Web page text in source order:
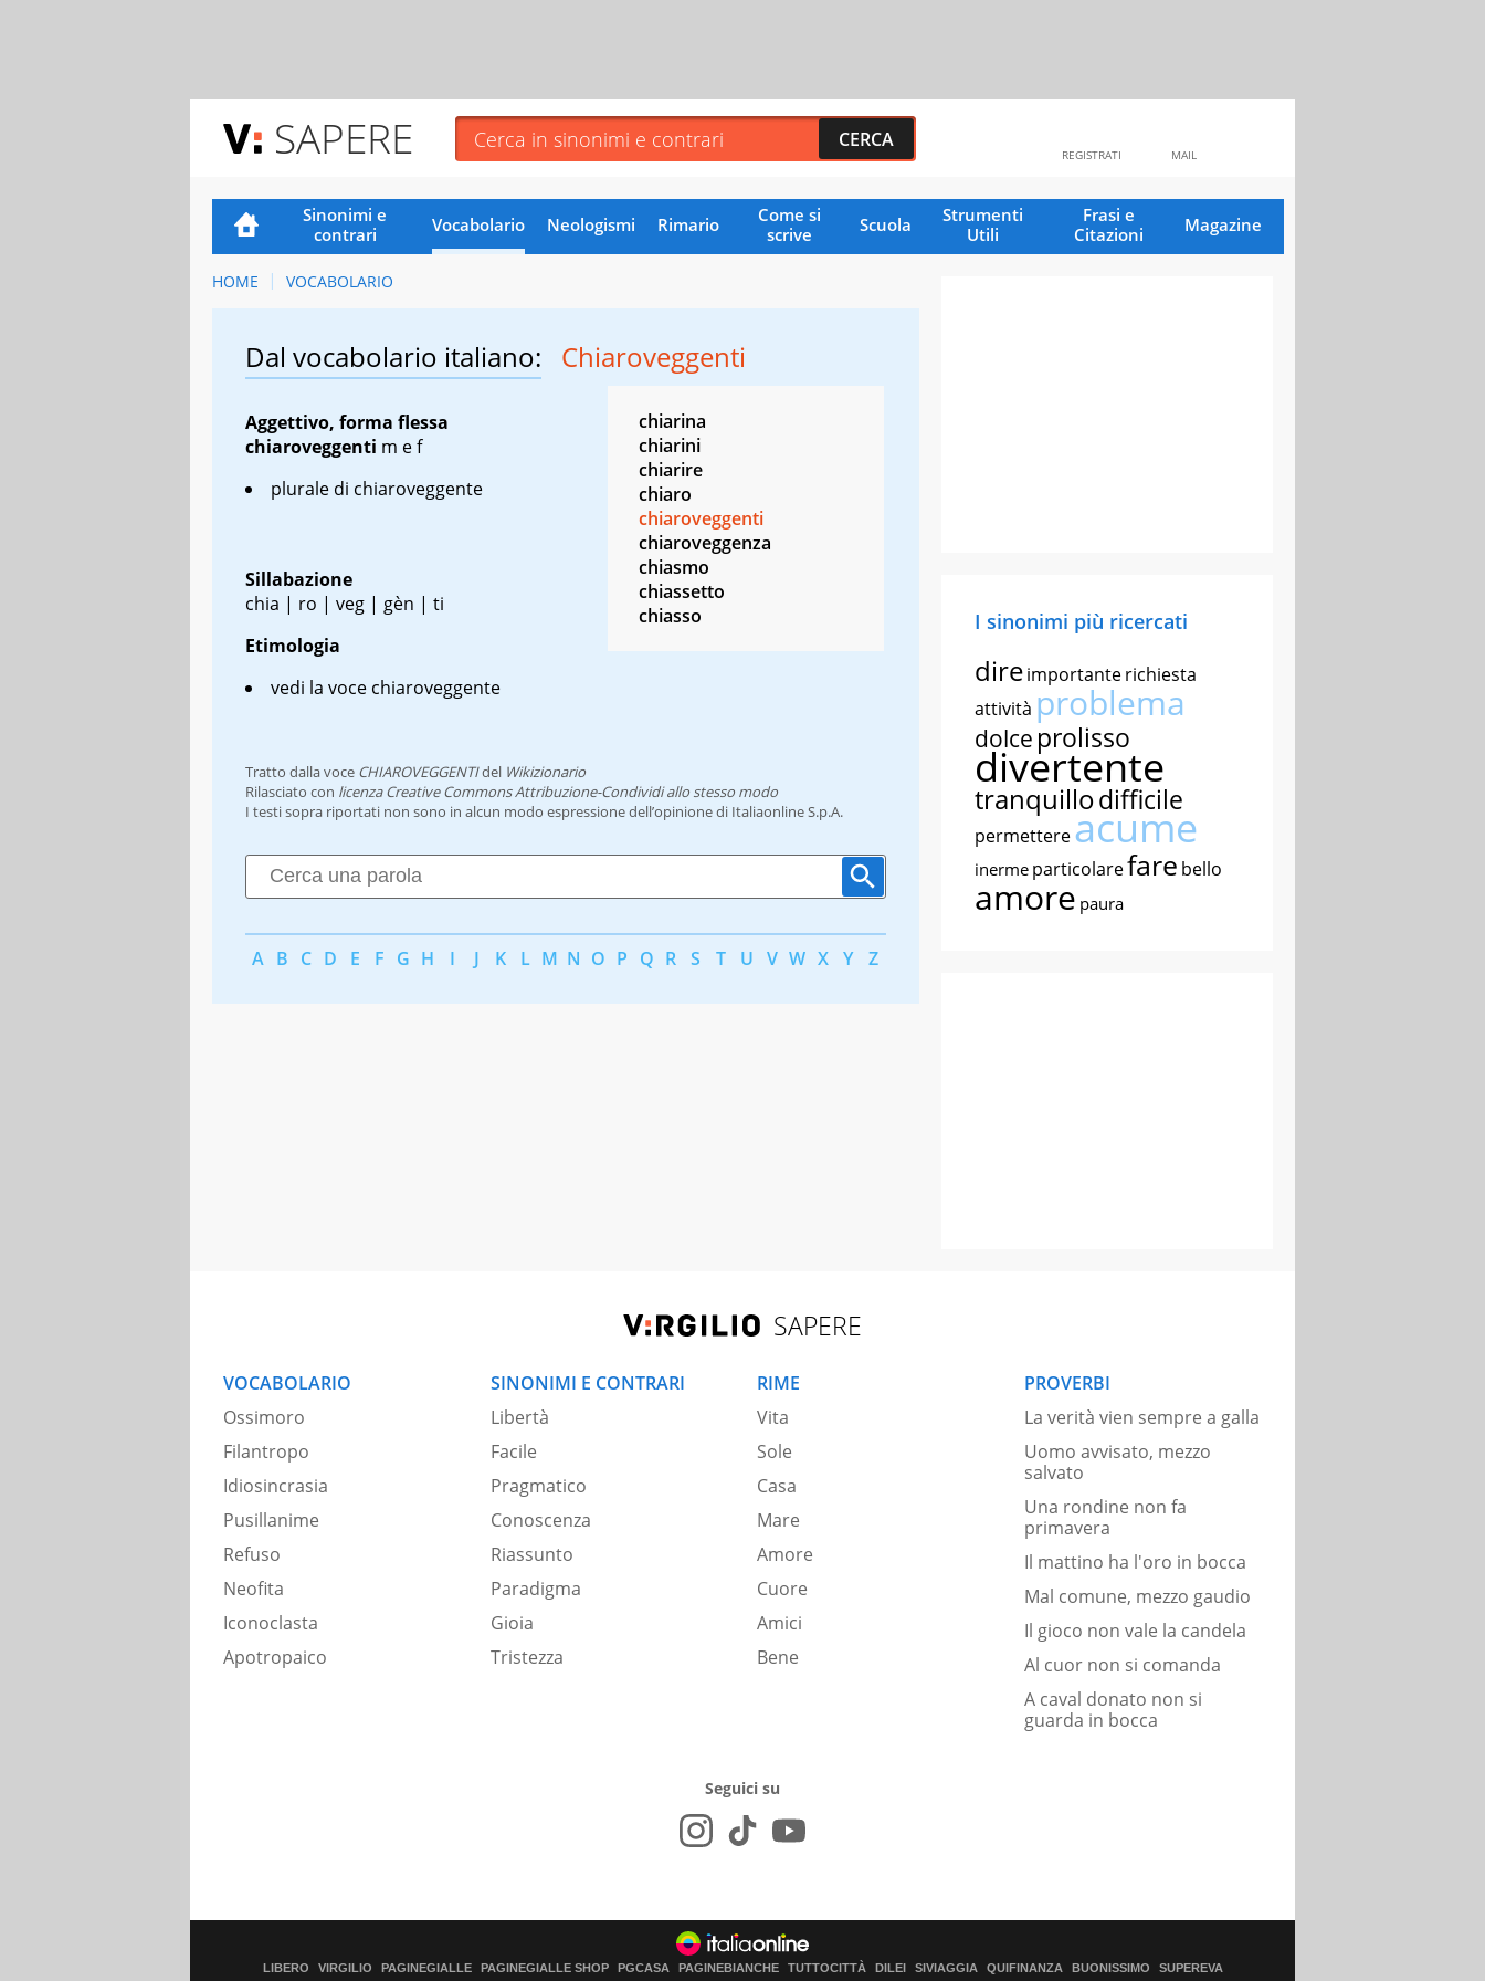
SAPERE MAIL
REGISTRATI
Sinonimi e
contrari
Vocabolario Neologismi Rimario
Come si
scrive
Scuola
Strumenti
Utili
Frasi e
Citazioni
Magazine
HOME VOCABOLARIO
Dal vocabolario italiano: Chiaroveggenti
Aggettivo, forma flessa
chiaroveggenti m ef
plurale di chiaroveggente
Sillabazione
chia | ro | veg | gèn | ti
Etimologia
vedi la voce chiaroveggente
chiarina
chiarini
chiarire
chiaro
chiaroveggenti
chiaroveggenza
chiasmo
chiassetto
chiasso
Tratto dalla voce CHIAROVEGGENTIdel Wikizionario
Rilasciato con licenza Creative Commons Attribuzione-Condividi allo stesso modo
I testi sopra riportati non sono in alcun modo espressione dell’opinione di Italiaonline S.p.A.
A B C D E F G H I J K L M N O P Q R S T U V W X Y Z
I sinonimi più ricercati
direimportanterichiesta
attività problema
dolce prolisso
divertente
tranquillodifficile
permettereacume
inerme particolarefare bello
amore paura
SAPERE
VOCABOLARIO
Ossimoro
Filantropo
Idiosincrasia
Pusillanime
Refuso
Neofita
Iconoclasta
Apotropaico
SINONIMI E CONTRARI
Libertà
Facile
Pragmatico
Conoscenza
Riassunto
Paradigma
Gioia
Tristezza
RIME
Vita
Sole
Casa
Mare
Amore
Cuore
Amici
Bene
PROVERBI
La verità vien sempre a galla
Uomo avvisato, mezzo
salvato
Una rondine non fa
primavera
Il mattino ha l'oro in bocca
Mal comune, mezzo gaudio
Il gioco non vale la candela
Al cuor non si comanda
A caval donato non si
guarda in bocca
Seguici su
LIBERO VIRGILIO PAGINEGIALLE PAGINEGIALLE SHOP PGCASA PAGINEBIANCHE TUTTOCITTÀ DILEI SIVIAGGIA QUIFINANZA BUONISSIMO SUPEREVA